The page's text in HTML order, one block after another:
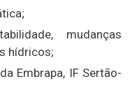
mudanças
hídricos;
Embrapa, IF Sertão-